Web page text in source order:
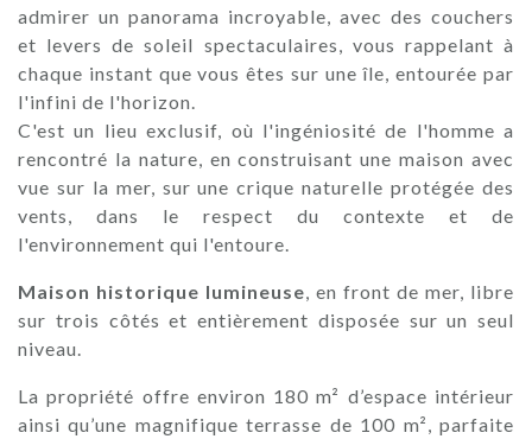
admirer un panorama incroyable, avec des couchers
et levers de soleil spectaculaires, vous rappelant à
chaque instant que vous êtes sur une île, entourée par
l'infini de l'horizon.
C'est un lieu exclusif, où l'ingéniosité de l'homme a
rencontré la nature, en construisant une maison avec
vue sur la mer, sur une crique naturelle protégée des
vents, dans le respect du contexte et de
l'environnement qui l'entoure.
Maison historique lumineuse , en front de mer, libre
sur trois côtés et entièrement disposée sur un seul
niveau.
La propriété offre environ 180 m² d’espace intérieur
ainsi qu’une magnifique terrasse de 100 m², parfaite